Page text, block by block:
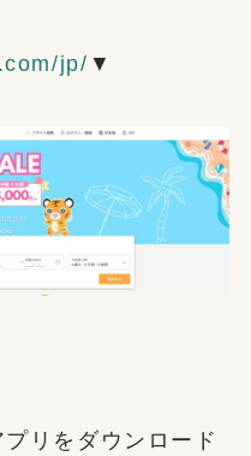
jp/ ▼
プリをダウンロード